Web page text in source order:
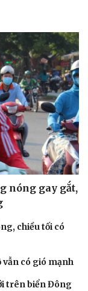
nóng gay gắt,
chiều tối có
vẫn có gió mạnh
trên biển Đông